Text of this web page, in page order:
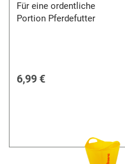
Für eine ordentliche
Portion Pferdefutter
6,99 €